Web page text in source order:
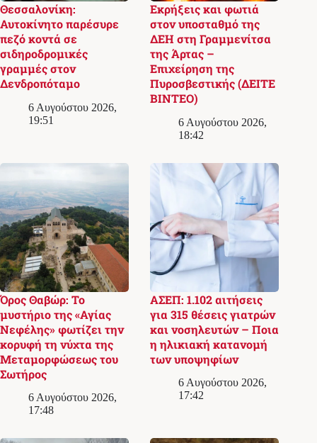
Θεσσαλονίκη:
Αυτοκίνητο παρέσυρε
πεζό κοντά σε
σιδηροδρομικές
γραμμές στον
Δενδροπόταμο
6 Αυγούστου 2026,
19:51
Εκρήξεις και φωτιά
στον υποσταθμό της
ΔΕΗ στη Γραμμενίτσα
της Άρτας –
Επιχείρηση της
Πυροσβεστικής (ΔΕΙΤΕ
ΒΙΝΤΕΟ)
6 Αυγούστου 2026,
18:42
Όρος Θαβώρ: Το
μυστήριο της «Αγίας
Νεφέλης» φωτίζει την
κορυφή τη νύχτα της
Μεταμορφώσεως του
Σωτήρος
6 Αυγούστου 2026,
17:48
ΑΣΕΠ: 1.102 αιτήσεις
για 315 θέσεις γιατρών
και νοσηλευτών – Ποια
η ηλικιακή κατανομή
των υποψηφίων
6 Αυγούστου 2026,
17:42